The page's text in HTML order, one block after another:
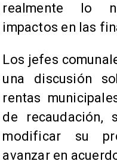
realmente lo
impactos en las
Los jefes
una discusión
rentas
de recaudación,
modificar su
avanzar en